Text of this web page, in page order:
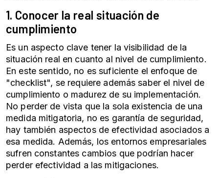
1. Conocer la real situación de
cumplimiento
Es un aspecto clave tener la visibilidad de la
situación real en cuanto al nivel de cumplimiento.
En este sentido, no es suficiente el enfoque de
"checklist", se requiere además saber el nivel de
cumplimiento o madurez de su implementación.
No perder de vista que la sola existencia de una
medida mitigatoria, no es garantía de seguridad,
hay también aspectos de efectividad asociados a
esa medida. Además, los entornos empresariales
sufren constantes cambios que podrían hacer
perder efectividad a las mitigaciones.